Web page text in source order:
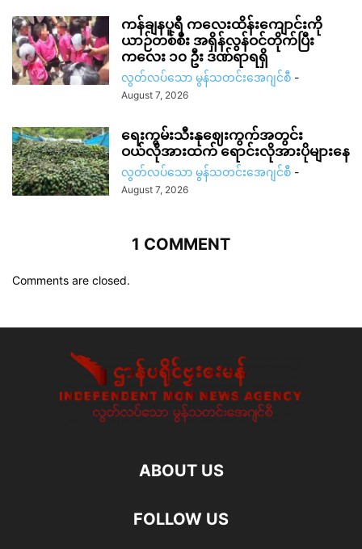
ကန်ချနပူရီ ကလေးထိန်းကျောင်းကို
ယာဉ်တစ်စီး အရှိန်လွန်ဝင်တိုက်ပြီး
ကလေး ၁၀ ဦး ဒဏ်ရာရရှိ
လွတ်လပ်သော မွန်သတင်းအေဂျင်စီ -
August 7, 2026
ရေးကွမ်းသီးနုဈေးကွက်အတွင်း
ဝယ်လိုအားထက် ရောင်းလိုအားပိုများနေ
လွတ်လပ်သော မွန်သတင်းအေဂျင်စီ -
August 7, 2026
1 COMMENT
Comments are closed.
ABOUT US
FOLLOW US